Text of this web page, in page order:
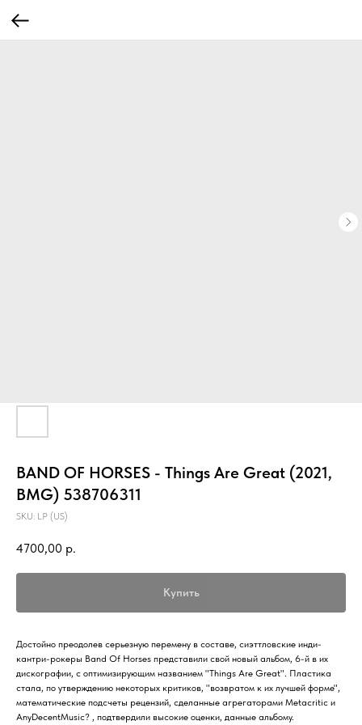
BAND OF HORSES - Things Are Great (2021,
BMG) 538706311
SKU: LP (US)
4700,00 р.
Купить
Достойно преодолев серьезную перемену в составе, сиэттловские инди-
кантри-рокеры Band Of Horses представили свой новый альбом, 6-й в их
дискографии, с оптимизирующим названием "Things Are Great". Пластика
стала, по утверждению некоторых критиков, "возвратом к их лучшей форме",
математические подсчеты рецензий, сделанные агрегаторами Metacritic и
AnyDecentMusic? , подтвердили высокие оценки, данные альбому.